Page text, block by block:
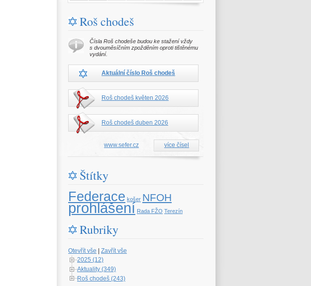
Roš chodeš
Čísla Roš chodeše budou ke stažení vždy
s dvouměsíčním zpožděním oproti tištěnému
vydání.
Aktuální číslo Roš chodeš
Roš chodeš květen 2026
Roš chodeš duben 2026
www.sefer.cz více čísel
Štítky
Federace košer NFOH
prohlášení Rada FŽO Terezín
Rubriky
Otevřít vše
Zavřít vše
2025 (12)
Aktuality (349)
Roš chodeš (243)